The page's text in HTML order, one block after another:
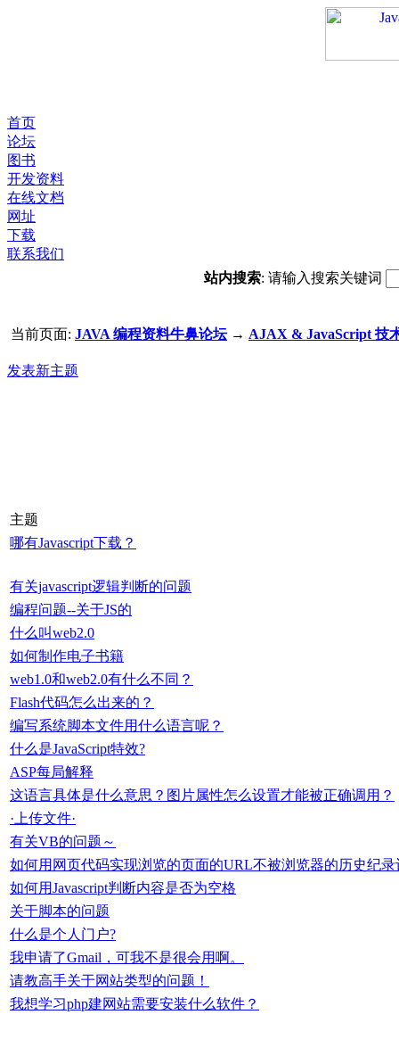
首页
论坛
图书
开发资料
在线文档
网址
下载
联系我们
站内搜索: 请输入搜索关键词
当前页面: JAVA 编程资料牛鼻论坛→ AJAX & JavaScript 技
发表新主题
主题
哪有Javascript下载？
有关javascript逻辑判断的问题
编程问题--关于JS的
什么叫web2.0
如何制作电子书籍
web1.0和web2.0有什么不同？
Flash代码怎么出来的？
编写系统脚本文件用什么语言呢？
什么是JavaScript特效?
ASP每局解释
这语言具体是什么意思？图片属性怎么设置才能被正确调用？
·上传文件·
有关VB的问题～
如何用网页代码实现浏览的页面的URL不被浏览器的历史纪录
如何用Javascript判断内容是否为空格
关于脚本的问题
什么是个人门户?
我申请了Gmail，可我不是很会用啊。
请教高手关于网站类型的问题！
我想学习php建网站需要安装什么软件？